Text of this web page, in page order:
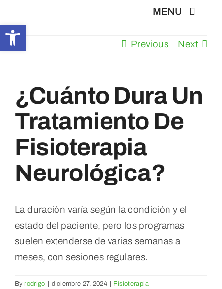
Abrir barra de herramientas
to
content
MENU
Fisioterapia
Tratamientos
Servicios
Contacto
Previous Next
¿Cuánto Dura Un
Tratamiento De
Fisioterapia
Neurológica?
La duración varía según la condición y el
estado del paciente, pero los programas
suelen extenderse de varias semanas a
meses, con sesiones regulares.
By rodrigo diciembre 27, 2024
Fisioterapia